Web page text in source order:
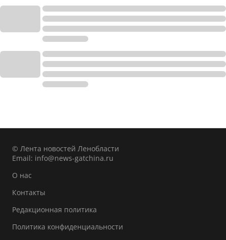
© Лента новостей Ленобласти
Email: info@news-gatchina.ru
О нас
Контакты
Редакционная политика
Политика конфиденциальности